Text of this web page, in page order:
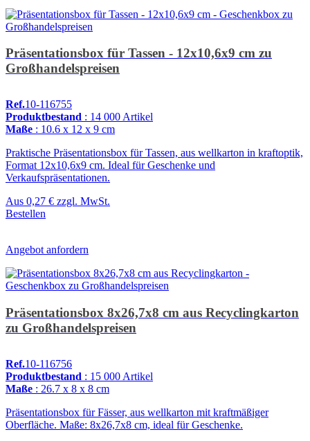
Präsentationsbox für Tassen - 12x10,6x9 cm zu
Großhandelspreisen
Ref.10-116755
Produktbestand : 14 000 Artikel
Maße : 10.6 x 12 x 9 cm
Praktische Präsentationsbox für Tassen, aus wellkarton in kraftoptik,
Format 12x10,6x9 cm. Ideal für Geschenke und
Verkaufspräsentationen.
Aus 0,27 € zzgl. MwSt.
Bestellen
Angebot anfordern
Präsentationsbox 8x26,7x8 cm aus Recyclingkarton
zu Großhandelspreisen
Ref.10-116756
Produktbestand : 15 000 Artikel
Maße : 26.7 x 8 x 8 cm
Präsentationsbox für Fässer, aus wellkarton mit kraftmäßiger
Oberfläche. Maße: 8x26,7x8 cm, ideal für Geschenke.